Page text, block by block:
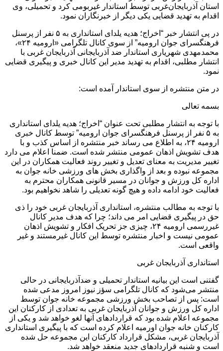
استان آذربایجان‌غربی توسط استاندار غیربومی کرد و تحمیلی، وی
اقدام به تهدید قضایی یکی دیگر از خبرنگاران نمود.
در پی انتشار خبر “اخراج؛ هدیه یلدای استانداری به ۵ نفر از پرسنل
فرهنگسرای جوان ارومیه” از سوی کانال تلگرامی «ارومیه ۲۴»،
محمدمهدی شهریاری استاندار ضد آذربایجانی آذربایجان غربی با
انتشار مطلبی، اقدام به تهدید مدیر این کانال خبری و پیگیری قضایی
نمود.
در متن منتشره از سوی استاندار آمده است:
بسمه تعالی
با توجه به انتشار مطلبی تحت عنوان “اخراج؛ هدیه یلدای استانداری
به ۵ نفر از پرسنل فرهنگسرای جوان ارومیه” توسط کانال خبری
ارومیه ۲۴، به اطلاع می رساند خبر منتشره از اساس کذب و با
هدف تشویش اذهان عمومی منتشر شده است. ضمنا اعلام می دارد
تغییر مدیریت به معنای تعدیل و تغییر روند فعالیت همکاران در این
مجموعه نبوده و بعد از واگذاری بخش های ورزشی خانه جوان به
اداره کل ورزش و جوانان در مسیر قانونی همکاران محترم به
فعالیت خود ادامه داده و هیچ گونه تعدیلی را شاهد نخواهیم بود.
با توجه به مطالب منتشره، استانداری آذربایجان غربی خود را ذی
حق در پیگیری قضایی امر می داند؛ چرا که هدف مدیر کانال
غیررسمی ارومیه ۲۴، چیزی جز تحریک افکار و تشویش اذهان
عمومی نیست و اخبار منتشره توسط این کانال غیرمستند و غیر
واقعی است.
استانداری آذربایجان غربی
گفتنی است این بیانیه استاندار تحمیلی و ضدآذربایجانی در حالی
منتشر می‌شود که کانال تلگرامی سؤز نیوز امروز مدعی شده
است: پس از تصاحب بخش ورزشی مجموعه خانه جوان توسط
اداره کل ورزش و جوانان آذربایجان غربی به تعدادی از کارکنان این
مجموعه اعلام شده بود که قراردادهای آنها لغو خواهد شد و یکی از
کارکنان خانه جوان اورمیه اعلام کرده است که با پیگیری استانداری
آذربایجان غربی، مشکل قرارداد کارکنان این مجموعه حل شده
است و شنبه قراردادهای جدید منعقد خواهد شد.